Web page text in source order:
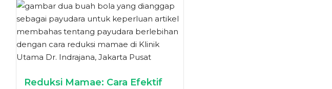
Reduksi Mamae: Cara Efektif